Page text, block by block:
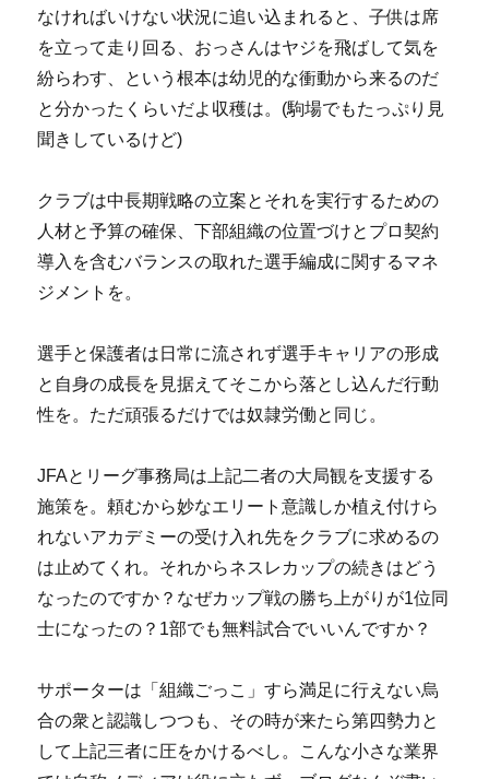
なければいけない状況に追い込まれると、子供は席
を立って走り回る、おっさんはヤジを飛ばして気を
紛らわす、という根本は幼児的な衝動から来るのだ
と分かったくらいだよ収穫は。(駒場でもたっぷり見
聞きしているけど)
クラブは中長期戦略の立案とそれを実行するための
人材と予算の確保、下部組織の位置づけとプロ契約
導入を含むバランスの取れた選手編成に関するマネ
ジメントを。
選手と保護者は日常に流されず選手キャリアの形成
と自身の成長を見据えてそこから落とし込んだ行動
性を。ただ頑張るだけでは奴隷労働と同じ。
JFAとリーグ事務局は上記二者の大局観を支援する
施策を。頼むから妙なエリート意識しか植え付けら
れないアカデミーの受け入れ先をクラブに求めるの
は止めてくれ。それからネスレカップの続きはどう
なったのですか？なぜカップ戦の勝ち上がりが1位同
士になったの？1部でも無料試合でいいんですか？
サポーターは「組織ごっこ」すら満足に行えない烏
合の衆と認識しつつも、その時が来たら第四勢力と
して上記三者に圧をかけるべし。こんな小さな業界